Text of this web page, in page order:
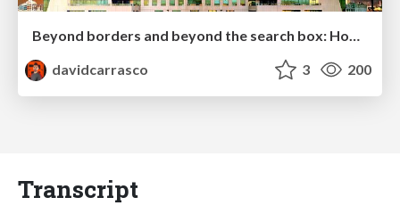
davidcarrasco
3 200
Transcript